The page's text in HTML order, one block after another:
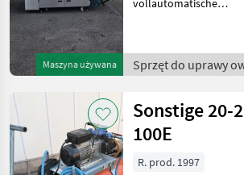
Maszyna używana
vollautomatische
Frischprodukten auf
Schalen, wie Fleisch, Fisch,
Sprzęt do uprawy
Sonstige 20-
100E
R. prod. 1997